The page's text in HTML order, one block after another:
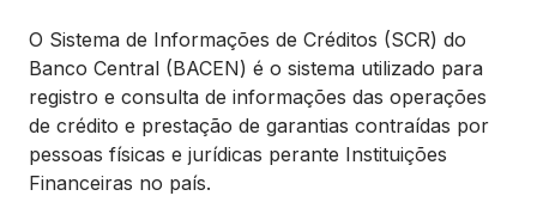
O Sistema de Informações de Créditos (SCR) do
Banco Central (BACEN) é o sistema utilizado para
registro e consulta de informações das operações
de crédito e prestação de garantias contraídas por
pessoas físicas e jurídicas perante Instituições
Financeiras no país.